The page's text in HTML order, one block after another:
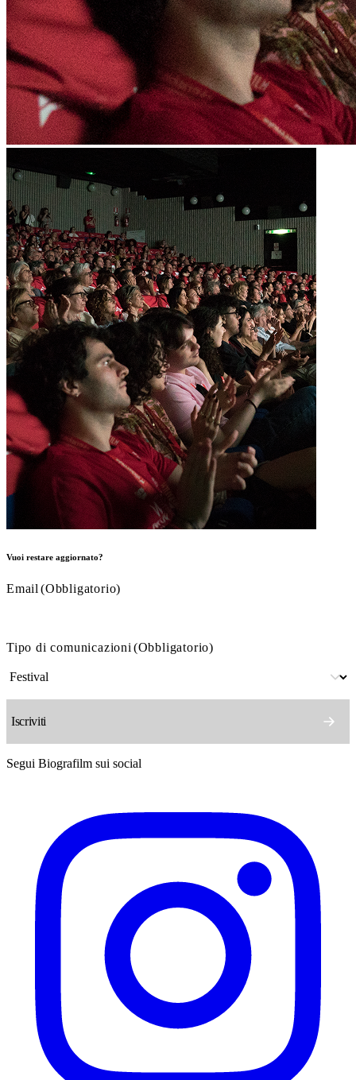
Vuoi restare aggiornato?
Email (Obbligatorio)
Tipo di comunicazioni (Obbligatorio)
Segui Biografilm sui social